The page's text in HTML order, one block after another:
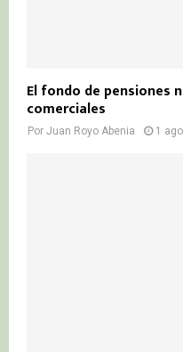
El fondo de pensiones
comerciales
Por Juan Royo Abenia 1